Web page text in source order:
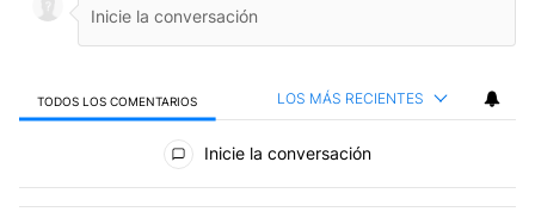
TODOS LOS COMENTARIOS LOS MÁS RECIENTES
Todos los comentarios
Inicie la conversación